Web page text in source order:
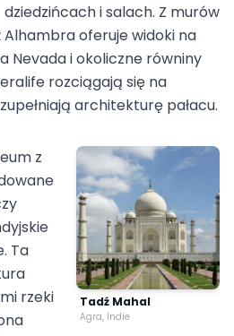
dziedzińcach i salach. Z murów
oferuje widoki na
Nevada i okoliczne równiny
rozciągają się na
architekturę pałacu.
Tadź Mahal
Agra, Indie
z
Ta
rzeki